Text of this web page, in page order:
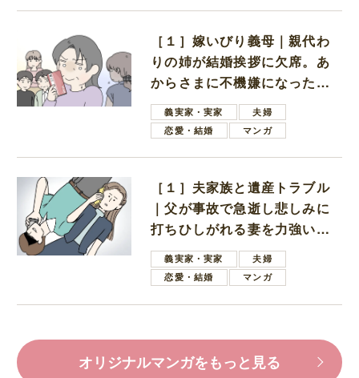
［１］嫁いびり義母｜親代わ
りの姉が結婚挨拶に欠席。あ
からさまに不機嫌になった義
母義実家・実家
夫婦
恋愛・結婚
マンガ
［１］夫家族と遺産トラブル
｜父が事故で急逝し悲しみに
打ちひしがれる妻を力強い言
葉で励ます夫
義実家・実家
夫婦
恋愛・結婚
マンガ
オリジナルマンガをもっと見る